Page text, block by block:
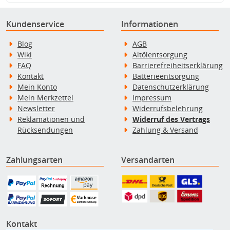
Kundenservice
Blog
Wiki
FAQ
Kontakt
Mein Konto
Mein Merkzettel
Newsletter
Reklamationen und
Rücksendungen
Informationen
AGB
Altölentsorgung
Barrierefreiheitserklärung
Batterieentsorgung
Datenschutzerklärung
Impressum
Widerrufsbelehrung
Widerruf des Vertrags
Zahlung & Versand
Zahlungsarten Versandarten
Kontakt